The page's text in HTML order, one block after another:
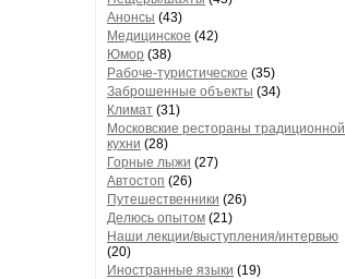
Анонсы (43)
Медицинское (42)
Юмор (38)
Рабоче-туристическое (35)
Заброшенные объекты (34)
Климат (31)
Московские рестораны традиционной
кухни (28)
Горные лыжи (27)
Автостоп (26)
Путешественники (26)
Делюсь опытом (21)
Наши лекции/выступления/интервью
(20)
Иностранные языки (19)